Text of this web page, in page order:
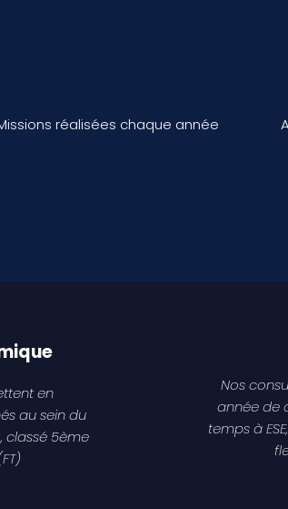
réalisées chaque année
en
au sein du
classé 5ème
Nos
année de
temps à